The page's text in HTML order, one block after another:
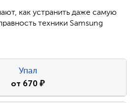
как устранить даже самую
техники Samsung
Упал
от 670₽